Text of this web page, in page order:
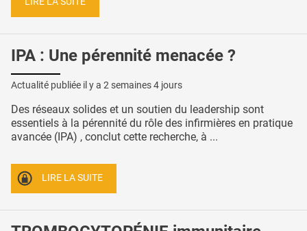
IPA : Une pérennité menacée ?
Actualité publiée il y a 2 semaines 4 jours
Des réseaux solides et un soutien du leadership sont
essentiels à la pérennité du rôle des infirmières en pratique
avancée (IPA) , conclut cette recherche, à ...
LIRE LA SUITE